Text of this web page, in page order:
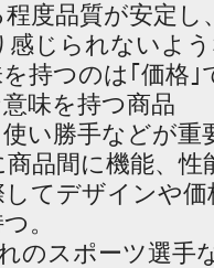
度品質が安定し
じられないよ
持つのは｢価格｣
味を持つ商品
い勝手などが重
品間に機能、
てデザインや
。
のスポーツ選手